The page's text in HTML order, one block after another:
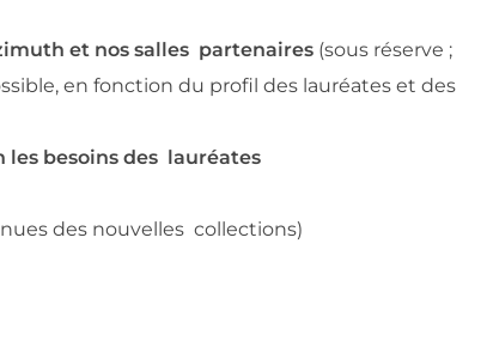
et nos salles partenaires(sous réserve ;
en fonction du profil des lauréates et des
les besoins des
lauréates
des nouvelles collections)